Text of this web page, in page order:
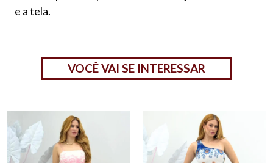
e a tela.
VOCÊ VAI SE INTERESSAR